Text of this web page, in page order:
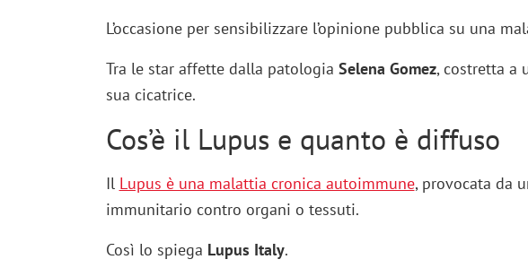
L’occasione per sensibilizzare l’opinione pubblica su una
Tra le star affette dalla patologia Selena Gomez, costretta a
sua cicatrice.
Cos’è il Lupus e quanto è diffuso
Il Lupus è una malattia cronica autoimmune, provocata da
immunitario contro organi o tessuti.
Così lo spiega Lupus Italy.